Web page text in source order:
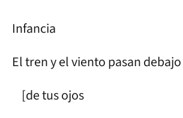
Infancia
El tren y el viento pasan debajo
[de tus ojos